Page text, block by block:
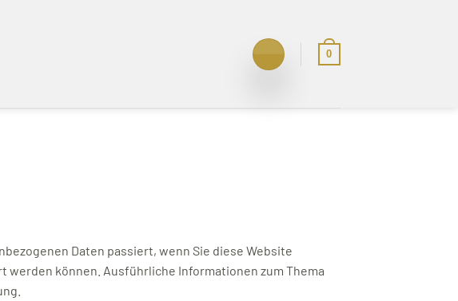
0
Daten passiert, wenn Sie diese Website
können. Ausführliche Informationen zum Thema